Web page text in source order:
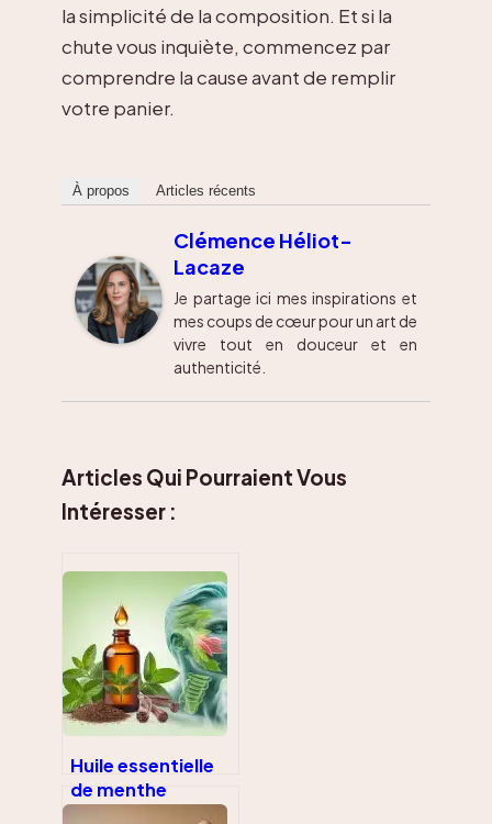
la simplicité de la composition. Et si la
chute vous inquiète, commencez par
comprendre la cause avant de remplir
votre panier.
À propos Articles récents
Clémence Héliot-
Lacaze
Je partage ici mes inspirations et
mes coups de cœur pour un art de
vivre tout en douceur et en
authenticité.
Articles Qui Pourraient Vous
Intéresser :
Huile essentielle
de menthe